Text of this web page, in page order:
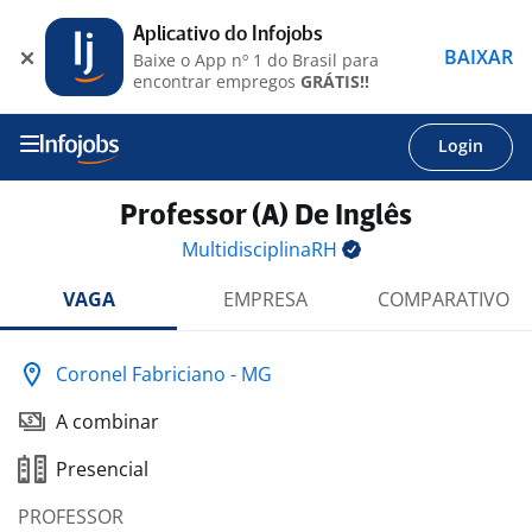
Login
Professor (A) De Inglês
MultidisciplinaRH
VAGA
EMPRESA COMPARATIVO
Coronel Fabriciano - MG
A combinar
Presencial
PROFESSOR
Aplicativo do Infojobs
Baixe o App nº 1 do Brasil para
encontrar empregos GRÁTIS!!
BAIXAR